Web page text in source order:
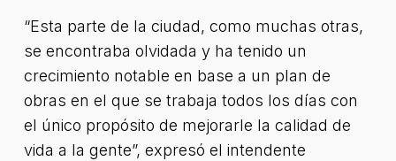
“Esta parte de la ciudad, como muchas otras,
se encontraba olvidada y ha tenido un
crecimiento notable en base a un plan de
obras en el que se trabaja todos los días con
el único propósito de mejorarle la calidad de
vida a la gente”, expresó el intendente